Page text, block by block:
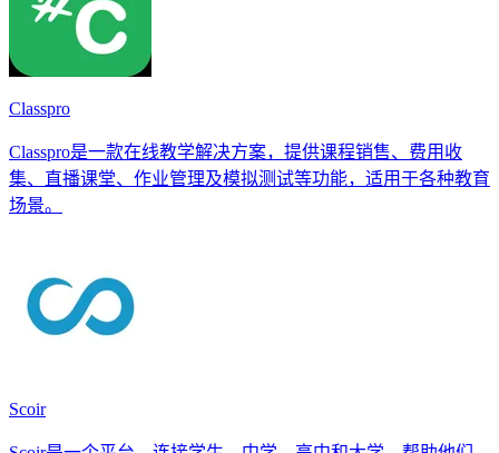
Classpro
Classpro是一款在线教学解决方案，提供课程销售、费用收
集、直播课堂、作业管理及模拟测试等功能，适用于各种教育
场景。
Scoir